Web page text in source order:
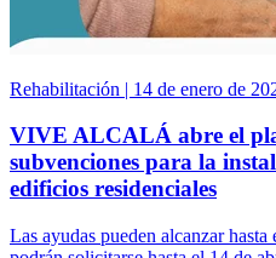
Rehabilitación | 14 de enero de
VIVE ALCALÁ abre el
subvenciones para la
edificios residenciales
Las ayudas pueden alcanzar